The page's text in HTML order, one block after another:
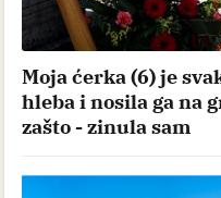
Moja ćerka (6) je
hleba i nosila ga na
zašto - zinula sam